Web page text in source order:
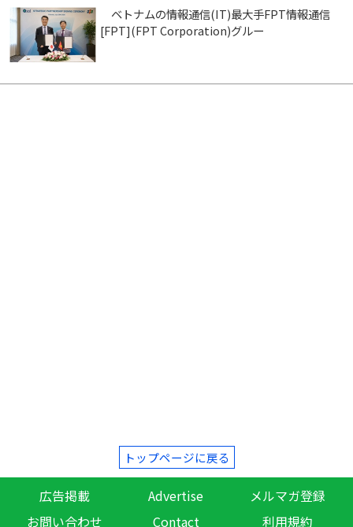
ベトナムの情報通信(IT)最大手FPT情報通信
[FPT](FPT Corporation)グルー
トップページに戻る
広告掲載 Advertise
メルマガ登録
お問い合わせ
Contact 利用規約